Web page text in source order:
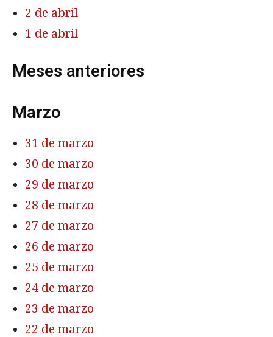
2 de abril
1 de abril
Meses anteriores
Marzo
31 de marzo
30 de marzo
29 de marzo
28 de marzo
27 de marzo
26 de marzo
25 de marzo
24 de marzo
23 de marzo
22 de marzo